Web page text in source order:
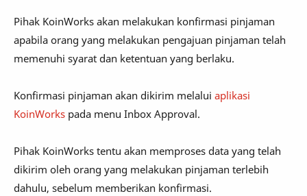
Pihak KoinWorks akan melakukan konfirmasi pinjaman
apabila orang yang melakukan pengajuan pinjaman telah
memenuhi syarat dan ketentuan yang berlaku.
Konfirmasi pinjaman akan dikirim melalui aplikasi
KoinWorks pada menu Inbox Approval.
Pihak KoinWorks tentu akan memproses data yang telah
dikirim oleh orang yang melakukan pinjaman terlebih
dahulu, sebelum memberikan konfirmasi.